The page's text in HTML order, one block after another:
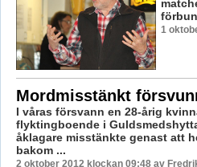
1
Mordmisstänkt
I våras försvann en 28-årig
flyktingboende i
åklagare misstänkte genast att
bakom ...
2 oktober 2012 klockan 09:48 av